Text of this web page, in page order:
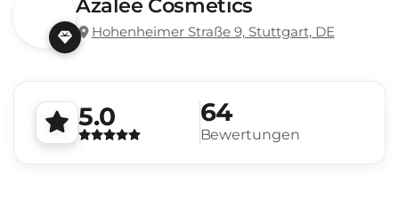
Hohenheimer Straße 9, Stuttgart, DE
5.0 64
Bewertungen